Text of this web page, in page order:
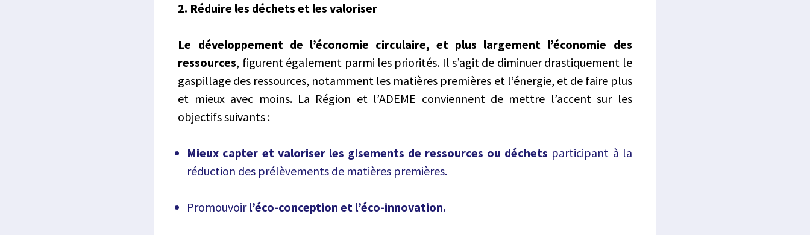
2. Réduire les déchets et les valoriser
Le développement de l’économie circulaire, et plus largement l’économie des
ressources, figurent également parmi les priorités. Il s’agit de diminuer drastiquement le
gaspillage des ressources, notamment les matières premières et l’énergie, et de faire plus
et mieux avec moins. La Région et l’ADEME conviennent de mettre l’accent sur les
objectifs suivants :
Mieux capter et valoriser les gisements de ressources ou déchets participant à la
réduction des prélèvements de matières premières.
Promouvoirl’éco-conception et l’éco-innovation.